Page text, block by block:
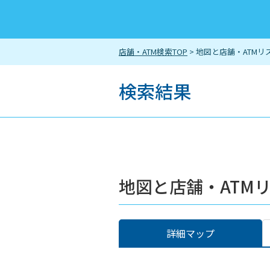
店舗・ATM検索TOP > 地図と店舗・ATMリ
検索結果
地図と店舗・ATM
詳細マップ